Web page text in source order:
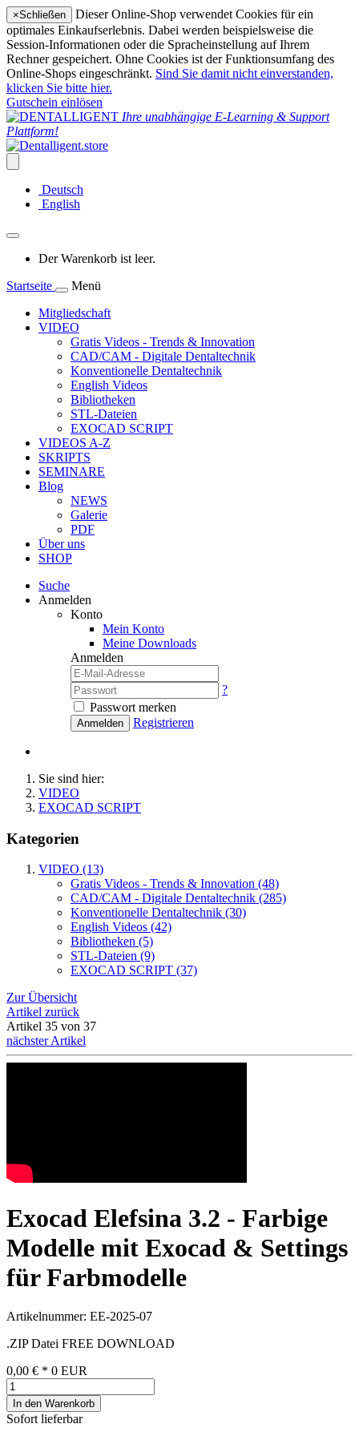
×Schließen
Dieser Online-Shop verwendet Cookies für ein
optimales Einkaufserlebnis. Dabei werden beispielsweise die
Session-Informationen oder die Spracheinstellung auf Ihrem
Rechner gespeichert. Ohne Cookies ist der Funktionsumfang des
Online-Shops eingeschränkt. Sind Sie damit nicht einverstanden,
klicken Sie bitte hier.
Gutschein einlösen
Ihre unabhängige E-Learning & Support
Plattform!
Deutsch
English
Der Warenkorb ist leer.
Startseite
Menü
Mitgliedschaft
VIDEO
Gratis Videos - Trends & Innovation
CAD/CAM - Digitale Dentaltechnik
Konventionelle Dentaltechnik
English Videos
Bibliotheken
STL-Dateien
EXOCAD SCRIPT
VIDEOS A-Z
SKRIPTS
SEMINARE
Blog
NEWS
Galerie
PDF
Über uns
SHOP
Suche
Anmelden
Konto
Mein Konto
Meine Downloads
Anmelden
?
Passwort merken
Anmelden Registrieren
Sie sind hier:
VIDEO
EXOCAD SCRIPT
Kategorien
VIDEO (13)
Gratis Videos - Trends & Innovation (48)
CAD/CAM - Digitale Dentaltechnik (285)
Konventionelle Dentaltechnik (30)
English Videos (42)
Bibliotheken (5)
STL-Dateien (9)
EXOCAD SCRIPT (37)
Zur Übersicht
Artikel zurück
Artikel 35 von 37
nächster Artikel
Exocad Elefsina 3.2 - Farbige
Modelle mit Exocad & Settings
für Farbmodelle
Artikelnummer: EE-2025-07
.ZIP Datei FREE DOWNLOAD
0,00 € * 0 EUR
In den Warenkorb
Sofort lieferbar